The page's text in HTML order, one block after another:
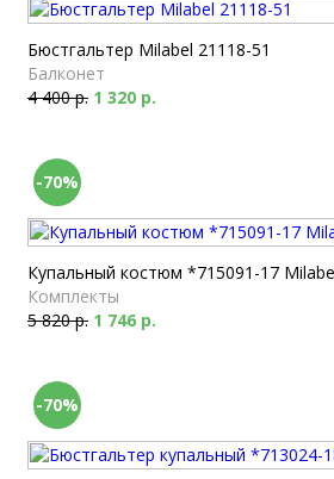
Бюстгальтер Milabel 21118-51
Балконет
4 400 р. 1 320 р.
-70%
Купальный костюм *715091-17
Комплекты
5 820 р. 1 746 р.
-70%